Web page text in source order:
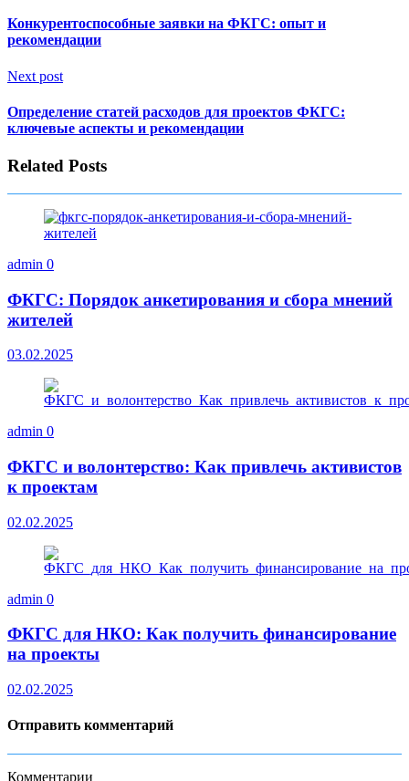
Конкурентоспособные заявки на ФКГС: опыт и
рекомендации
Next post
Определение статей расходов для проектов ФКГС:
ключевые аспекты и рекомендации
Related Posts
admin 0
ФКГС: Порядок анкетирования и сбора мнений
жителей
03.02.2025
admin 0
ФКГС и волонтерство: Как привлечь активистов
к проектам
02.02.2025
admin 0
ФКГС для НКО: Как получить финансирование
на проекты
02.02.2025
Отправить комментарий
Комментарии